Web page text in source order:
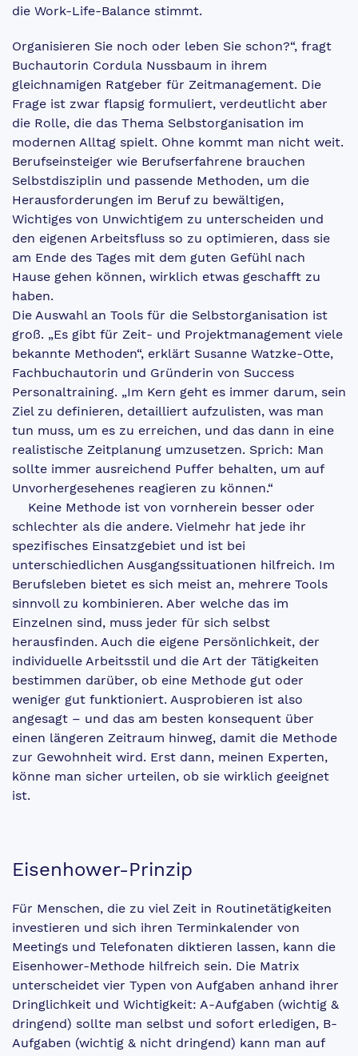
die Work-Life-Balance stimmt.
Organisieren Sie noch oder leben Sie schon?“, fragt
Buchautorin Cordula Nussbaum in ihrem
gleichnamigen Ratgeber für Zeitmanagement. Die
Frage ist zwar flapsig formuliert, verdeutlicht aber
die Rolle, die das Thema Selbstorganisation im
modernen Alltag spielt. Ohne kommt man nicht weit.
Berufseinsteiger wie Berufserfahrene brauchen
Selbstdisziplin und passende Methoden, um die
Herausforderungen im Beruf zu bewältigen,
Wichtiges von Unwichtigem zu unterscheiden und
den eigenen Arbeitsfluss so zu optimieren, dass sie
am Ende des Tages mit dem guten Gefühl nach
Hause gehen können, wirklich etwas geschafft zu
haben.
Die Auswahl an Tools für die Selbstorganisation ist
groß. „Es gibt für Zeit- und Projektmanagement viele
bekannte Methoden“, erklärt Susanne Watzke-Otte,
Fachbuchautorin und Gründerin von Success
Personaltraining. „Im Kern geht es immer darum, sein
Ziel zu definieren, detailliert aufzulisten, was man
tun muss, um es zu erreichen, und das dann in eine
realistische Zeitplanung umzusetzen. Sprich: Man
sollte immer ausreichend Puffer behalten, um auf
Unvorhergesehenes reagieren zu können.“
Keine Methode ist von vornherein besser oder
schlechter als die andere. Vielmehr hat jede ihr
spezifisches Einsatzgebiet und ist bei
unterschiedlichen Ausgangssituationen hilfreich. Im
Berufsleben bietet es sich meist an, mehrere Tools
sinnvoll zu kombinieren. Aber welche das im
Einzelnen sind, muss jeder für sich selbst
herausfinden. Auch die eigene Persönlichkeit, der
individuelle Arbeitsstil und die Art der Tätigkeiten
bestimmen darüber, ob eine Methode gut oder
weniger gut funktioniert. Ausprobieren ist also
angesagt – und das am besten konsequent über
einen längeren Zeitraum hinweg, damit die Methode
zur Gewohnheit wird. Erst dann, meinen Experten,
könne man sicher urteilen, ob sie wirklich geeignet
ist.
Eisenhower-Prinzip
Für Menschen, die zu viel Zeit in Routinetätigkeiten
investieren und sich ihren Terminkalender von
Meetings und Telefonaten diktieren lassen, kann die
Eisenhower-Methode hilfreich sein. Die Matrix
unterscheidet vier Typen von Aufgaben anhand ihrer
Dringlichkeit und Wichtigkeit: A-Aufgaben (wichtig &
dringend) sollte man selbst und sofort erledigen, B-
Aufgaben (wichtig & nicht dringend) kann man auf